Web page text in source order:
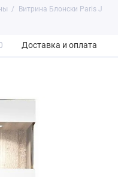
Витрина Блонски Paris J
Доставка и оплата